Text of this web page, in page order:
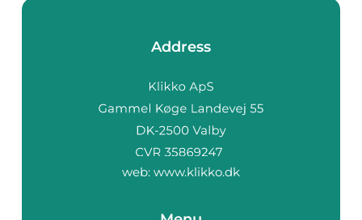
Address
web: www.klikko.dk